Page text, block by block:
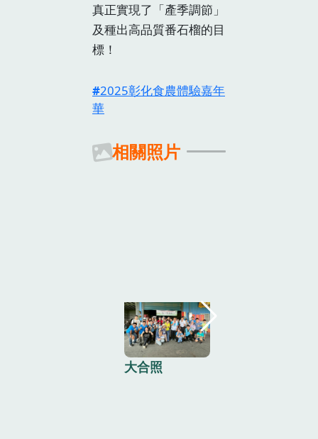
真正實現了「產季調節」
及種出高品質番石榴的目
標！
2025彰化食農體驗嘉年
華
相關照片
大合照